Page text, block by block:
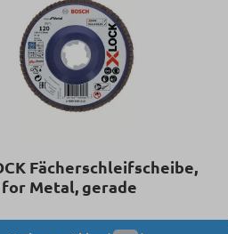
Fächerschleifscheibe,
for Metal, gerade